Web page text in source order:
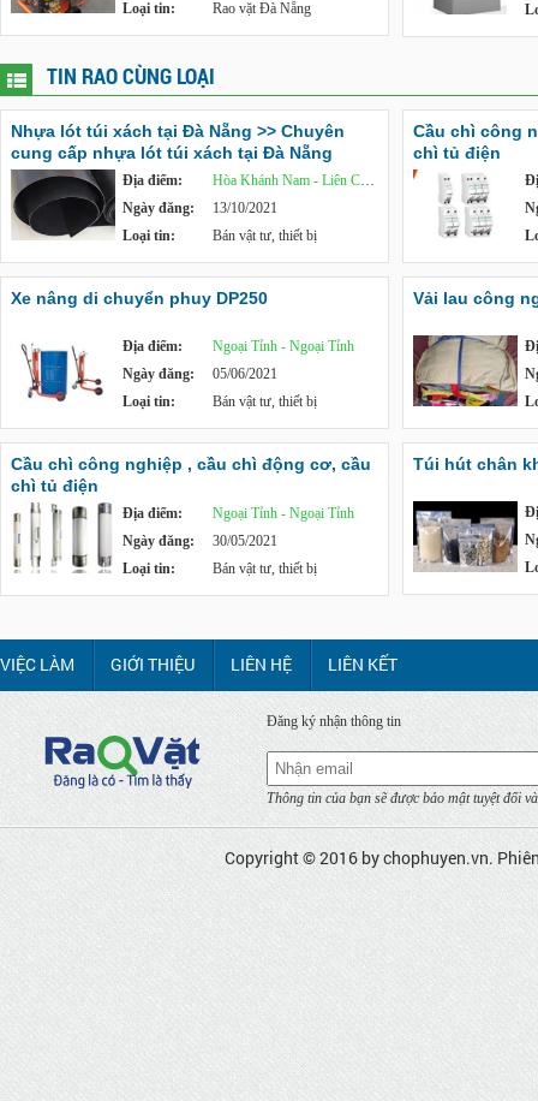
Loại tin:
Rao vặt Đà Nẵng
TIN RAO CÙNG LOẠI
Nhựa lót túi xách tại Đà Nẵng >> Chuyên
cung cấp nhựa lót túi xách tại Đà Nẵng
Địa điểm:
Hòa Khánh Nam - Liên Chiểu
Ngày đăng:
13/10/2021
Loại tin:
Bán vật tư, thiết bị
Cầu chì công
chì tủ điện
Xe nâng di chuyển phuy DP250
Địa điểm:
Ngoại Tỉnh - Ngoại Tỉnh
Ngày đăng:
05/06/2021
Loại tin:
Bán vật tư, thiết bị
Vải lau công
Cầu chì công nghiệp , cầu chì động cơ, cầu
chì tủ điện
Địa điểm:
Ngoại Tỉnh - Ngoại Tỉnh
Ngày đăng:
30/05/2021
Loại tin:
Bán vật tư, thiết bị
Túi hút chân
VIỆC LÀM GIỚI THIỆU LIÊN HỆ LIÊN KẾT
Đăng ký nhận thông tin
Thông tin của bạn sẽ được bảo mật tuyệt đối
Copyright © 2016 bychophuyen.vn.